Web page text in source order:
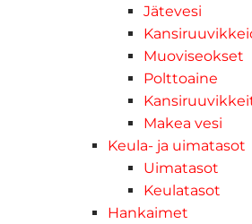
Jätevesi
Muoviseokset
Polttoaine
Makea vesi
Keula- ja uimatasot
Uimatasot
Keulatasot
Hankaimet